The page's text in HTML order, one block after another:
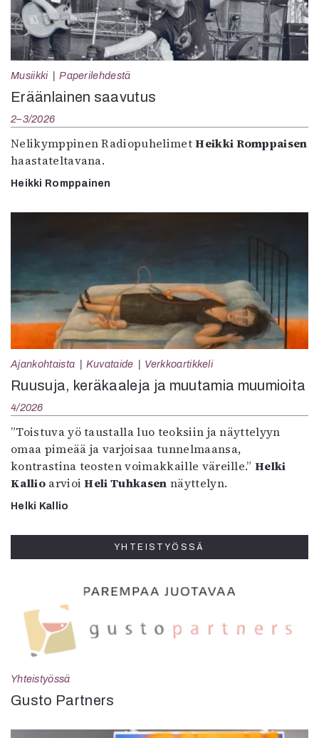
Musiikki Paperilehdestä
Eräänlainen saavutus
2–3/2026
Nelikymppinen RadiopuhelimetHeikki Romppaisen
haastateltavana.
Heikki Romppainen
Ajankohtaista Kuvataide Verkkoartikkeli
Ruusuja, keräkaaleja ja muutamia muumioita
4/2026
”Toistuva yö taustalla luo teoksiin ja näyttelyyn
omaa pimeää ja varjoisaa tunnelmaansa,
kontrastina teosten voimakkaille väreille.”Helki
KallioarvioiHeli Tuhkasen näyttelyn.
Helki Kallio
YHTEISTYÖSSÄ
Yhteistyössä
Gusto Partners